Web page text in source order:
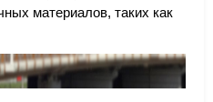
материалов, таких как